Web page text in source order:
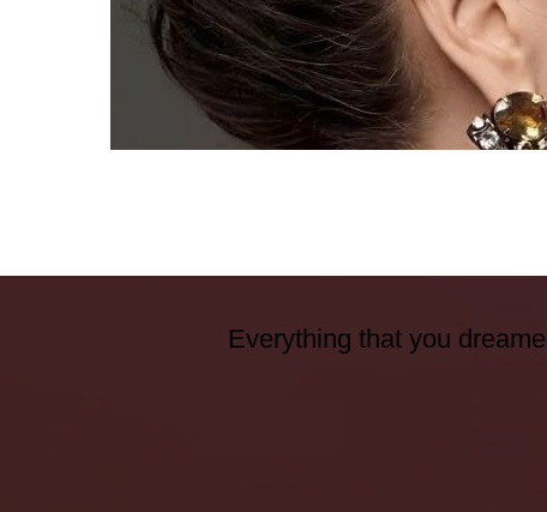
Everything that you